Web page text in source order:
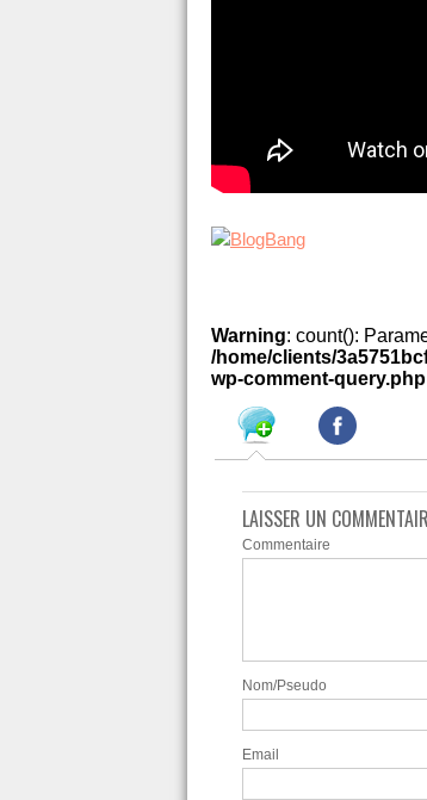
Warning: count():
/home/clients/
wp-comment-query.php
LAISSER UN
Commentaire
Nom/Pseudo
Email